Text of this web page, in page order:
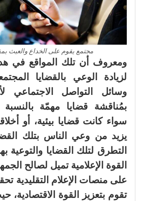
مجتمع يقوم على الخداع والعبث
ومعروف أن تلك المواقع في
لزيادة الوعي بالقضايا
وسائل التواصل الاجتماعي
بمُناقشة قضايا مهمّة
سواء كانت قضايا بيئية، أو
يزيد من وعي الناس بتلك
التطرق لتلك القضايا والتوعية
القوة الإعلامية تميل لصالح
على منصات الإعلام التقليدية
تقوم بتعزيز القوة الاقتصادية،